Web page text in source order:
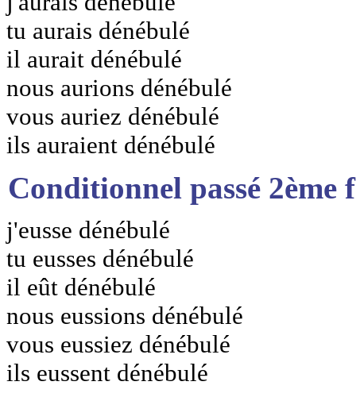
tu aurais dénébulé
il aurait dénébulé
nous aurions dénébulé
vous auriez dénébulé
ils auraient dénébulé
Conditionnel passé 2ème
j'eusse dénébulé
tu eusses dénébulé
il eût dénébulé
nous eussions dénébulé
vous eussiez dénébulé
ils eussent dénébulé